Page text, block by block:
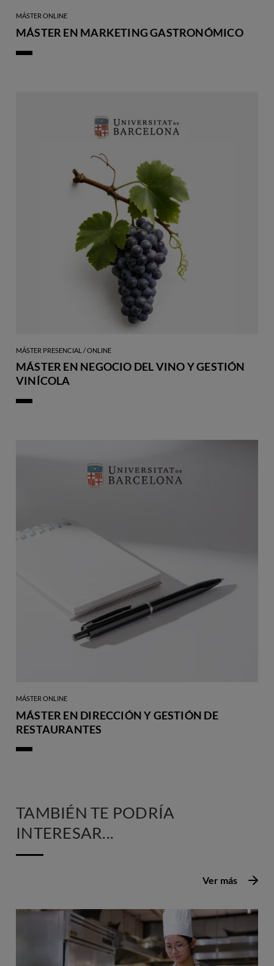
MÁSTER ONLINE
MÁSTER EN MARKETING GASTRONÓMICO
MÁSTER PRESENCIAL / ONLINE
MÁSTER EN NEGOCIO DEL VINO Y GESTIÓN
VINÍCOLA
MÁSTER ONLINE
MÁSTER EN DIRECCIÓN Y GESTIÓN DE
RESTAURANTES
TAMBIÉN TE PODRÍA
INTERESAR...
Ver más